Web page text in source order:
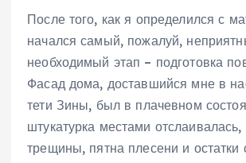
После того, как я определился с
начался самый, пожалуй,
необходимый этап – подготовка
Фасад дома, доставшийся мне в
тети Зины, был в плачевном
штукатурка местами
трещины, пятна плесени и остатки